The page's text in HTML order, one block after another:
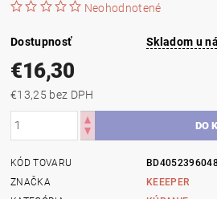
Neohodnotené
Dostupnosť Skladom u
€16,30
€13,25 bez DPH
KÓD TOVARU
ZNAČKA
KEEEPER